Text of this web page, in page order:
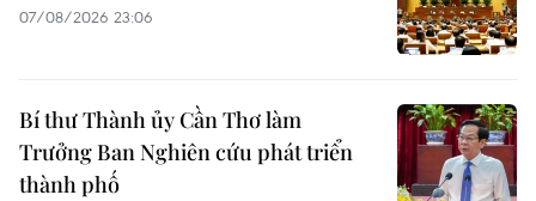
07/08/2026 23:06
Bí thư Thành ủy Cần Thơ làm
Trưởng Ban Nghiên cứu phát triển
thành phố